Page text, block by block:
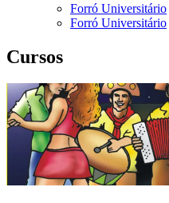
Forró Universitário
Forró Universitário
Cursos